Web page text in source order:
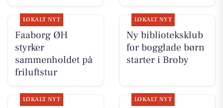
LOKALT NYT
Faaborg ØH
styrker
sammenholdet på
friluftstur
LOKALT NYT
Ny biblioteksklub
for bogglade børn
starter i Broby
LOKALT NYT LOKALT NYT